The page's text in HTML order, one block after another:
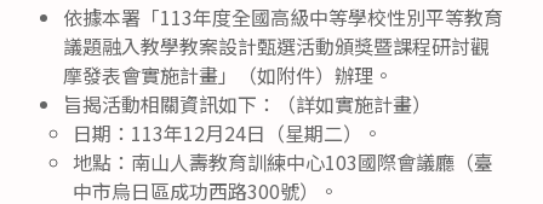
依據本署「113年度全國高級中等學校性別平等教育
議題融入教學教案設計甄選活動頒獎暨課程研討觀
摩發表會實施計畫」（如附件）辦理。
旨揭活動相關資訊如下：（詳如實施計畫）
日期：113年12月24日（星期二）。
地點：南山人壽教育訓練中心103國際會議廳（臺
中市烏日區成功西路300號）。